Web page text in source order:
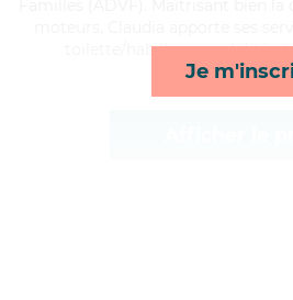
Je
toilette/habillage, mobilité et